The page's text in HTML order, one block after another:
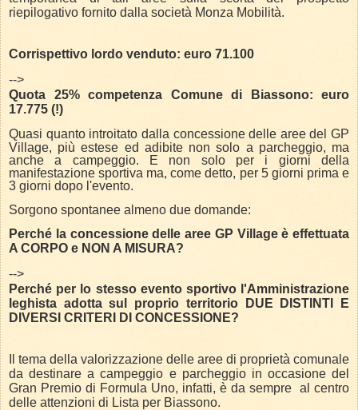
riepilogativo fornito dalla società Monza Mobilità.
Corrispettivo lordo venduto: euro 71.100
-->
Quota 25% competenza Comune di Biassono: euro
17.775 (!)
Quasi quanto introitato dalla concessione delle aree del GP
Village, più estese ed adibite non solo a parcheggio, ma
anche a campeggio. E non solo per i giorni della
manifestazione sportiva ma, come detto, per 5 giorni prima e
3 giorni dopo l'evento.
Sorgono spontanee almeno due domande:
Perché la concessione delle aree GP Village è effettuata
A CORPO e NON A MISURA?
-->
Perché per lo stesso evento sportivo l'Amministrazione
leghista adotta sul proprio territorio DUE DISTINTI E
DIVERSI CRITERI DI CONCESSIONE?
Il tema della valorizzazione delle aree di proprietà comunale
da destinare a campeggio e parcheggio in occasione del
Gran Premio di Formula Uno, infatti, è da sempre al centro
delle attenzioni di Lista per Biassono.